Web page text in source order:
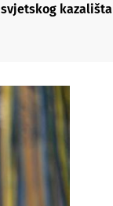
svjetskog kazališta